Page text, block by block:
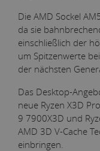
Die AMD Sockel
da sie
einschließlich der
um Spitzenwerte
der nächsten
Das Desktop-
neue Ryzen X3D
9 7900X3D und
AMD 3D V-Cache
einbringen.